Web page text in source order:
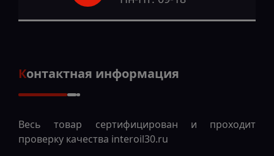
Контактная информация
Весь товар сертифицирован и проходит
проверку качества interoil30.ru